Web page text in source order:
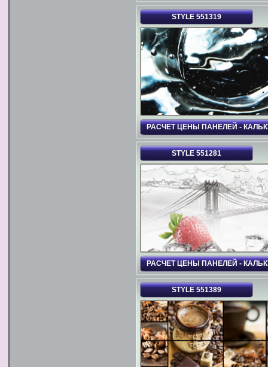
STYLE 551319
РАСЧЕТ ЦЕНЫ ПАНЕЛЕЙ -
STYLE 551281
РАСЧЕТ ЦЕНЫ ПАНЕЛЕЙ -
STYLE 551389